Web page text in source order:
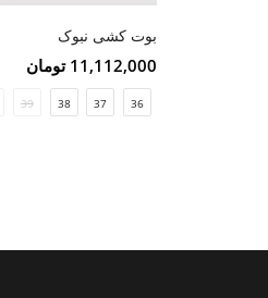
بوت کشی نبوک
11,112,000 تومان
36
37
38
39